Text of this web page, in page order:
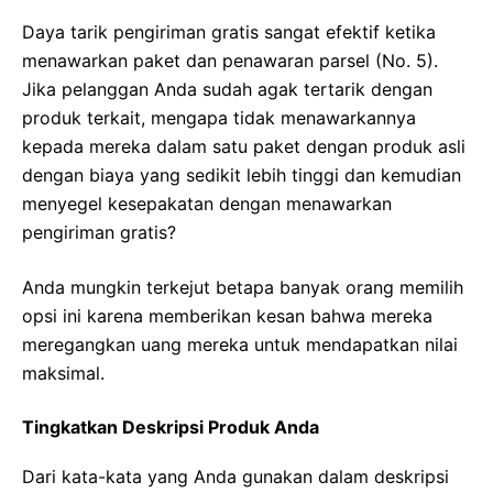
Daya tarik pengiriman gratis sangat efektif ketika
menawarkan paket dan penawaran parsel (No. 5).
Jika pelanggan Anda sudah agak tertarik dengan
produk terkait, mengapa tidak menawarkannya
kepada mereka dalam satu paket dengan produk asli
dengan biaya yang sedikit lebih tinggi dan kemudian
menyegel kesepakatan dengan menawarkan
pengiriman gratis?
Anda mungkin terkejut betapa banyak orang memilih
opsi ini karena memberikan kesan bahwa mereka
meregangkan uang mereka untuk mendapatkan nilai
maksimal.
Tingkatkan Deskripsi Produk Anda
Dari kata-kata yang Anda gunakan dalam deskripsi